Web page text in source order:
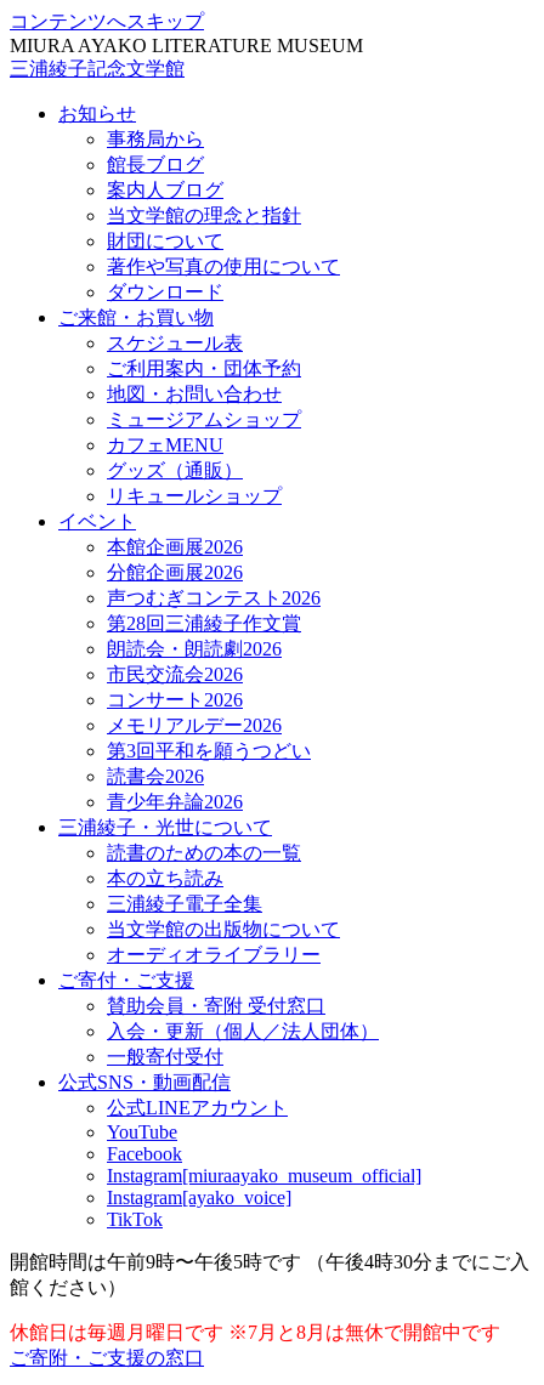
コンテンツへスキップ
MIURA AYAKO LITERATURE MUSEUM
三浦綾子記念文学館
お知らせ
事務局から
館長ブログ
案内人ブログ
当文学館の理念と指針
財団について
著作や写真の使用について
ダウンロード
ご来館・お買い物
スケジュール表
ご利用案内・団体予約
地図・お問い合わせ
ミュージアムショップ
カフェMENU
グッズ（通販）
リキュールショップ
イベント
本館企画展2026
分館企画展2026
声つむぎコンテスト2026
第28回三浦綾子作文賞
朗読会・朗読劇2026
市民交流会2026
コンサート2026
メモリアルデー2026
第3回平和を願うつどい
読書会2026
青少年弁論2026
三浦綾子・光世について
読書のための本の一覧
本の立ち読み
三浦綾子電子全集
当文学館の出版物について
オーディオライブラリー
ご寄付・ご支援
賛助会員・寄附 受付窓口
入会・更新（個人／法人団体）
一般寄付受付
公式SNS・動画配信
公式LINEアカウント
YouTube
Facebook
Instagram[miuraayako_museum_official]
Instagram[ayako_voice]
TikTok
開館時間は午前9時〜午後5時です （午後4時30分までにご入
館ください）
休館日は毎週月曜日です ※7月と8月は無休で開館中です
ご寄附・ご支援の窓口